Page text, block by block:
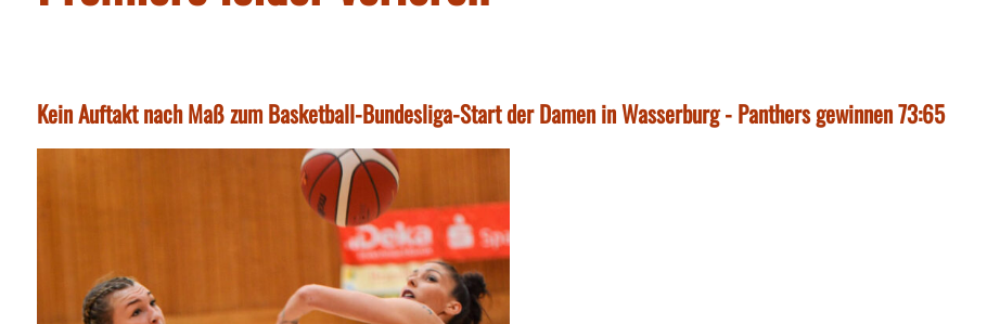
Kein Auftakt nach Maß zum Basketball-Bundesliga-Start der Damen in Wasserburg - Panthers gewinnen 73:65